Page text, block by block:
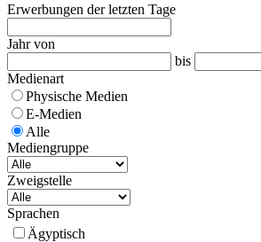
Erwerbungen der letzten Tage
Jahr von
bis
Medienart
Physische Medien
E-Medien
Alle
Mediengruppe
Zweigstelle
Sprachen
Ägyptisch